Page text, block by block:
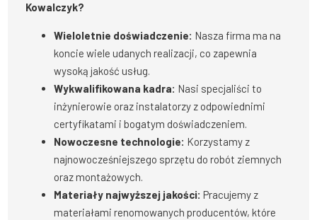
Kowalczyk?
Wieloletnie doświadczenie: Nasza firma ma na
koncie wiele udanych realizacji, co zapewnia
wysoką jakość usług.
Wykwalifikowana kadra: Nasi specjaliści to
inżynierowie oraz instalatorzy z odpowiednimi
certyfikatami i bogatym doświadczeniem.
Nowoczesne technologie: Korzystamy z
najnowocześniejszego sprzętu do robót ziemnych
oraz montażowych.
Materiały najwyższej jakości: Pracujemy z
materiałami renomowanych producentów, które